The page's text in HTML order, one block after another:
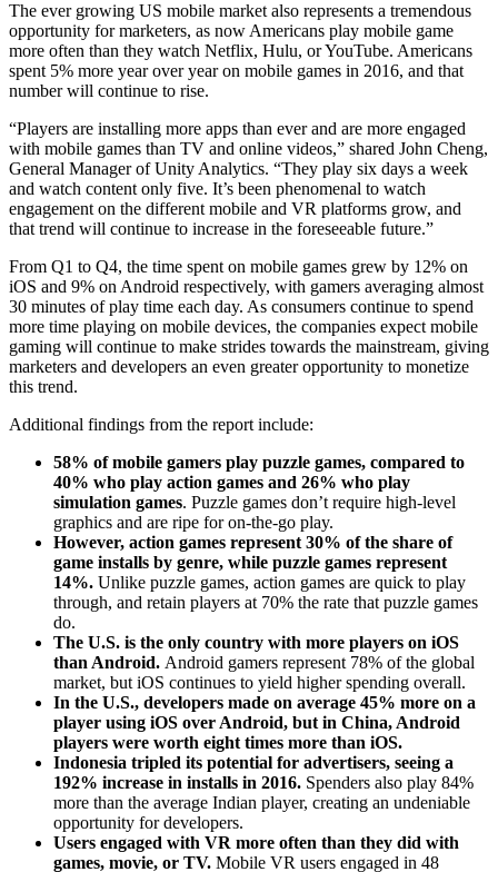
The ever growing US mobile market also represents a tremendous
opportunity for marketers, as now Americans play mobile game
more often than they watch Netflix, Hulu, or YouTube. Americans
spent 5% more year over year on mobile games in 2016, and that
number will continue to rise.
“Players are installing more apps than ever and are more engaged
with mobile games than TV and online videos,” shared John Cheng,
General Manager of Unity Analytics. “They play six days a week
and watch content only five. It’s been phenomenal to watch
engagement on the different mobile and VR platforms grow, and
that trend will continue to increase in the foreseeable future.”
From Q1 to Q4, the time spent on mobile games grew by 12% on
iOS and 9% on Android respectively, with gamers averaging almost
30 minutes of play time each day. As consumers continue to spend
more time playing on mobile devices, the companies expect mobile
gaming will continue to make strides towards the mainstream, giving
marketers and developers an even greater opportunity to monetize
this trend.
Additional findings from the report include:
58% of mobile gamers play puzzle games, compared to
40% who play action games and 26% who play
simulation games. Puzzle games don’t require high-level
graphics and are ripe for on-the-go play.
However, action games represent 30% of the share of
game installs by genre, while puzzle games represent
14%. Unlike puzzle games, action games are quick to play
through, and retain players at 70% the rate that puzzle games
do.
The U.S. is the only country with more players on iOS
than Android. Android gamers represent 78% of the global
market, but iOS continues to yield higher spending overall.
In the U.S., developers made on average 45% more on a
player using iOS over Android, but in China, Android
players were worth eight times more than iOS.
Indonesia tripled its potential for advertisers, seeing a
192% increase in installs in 2016. Spenders also play 84%
more than the average Indian player, creating an undeniable
opportunity for developers.
Users engaged with VR more often than they did with
games, movie, or TV. Mobile VR users engaged in 48